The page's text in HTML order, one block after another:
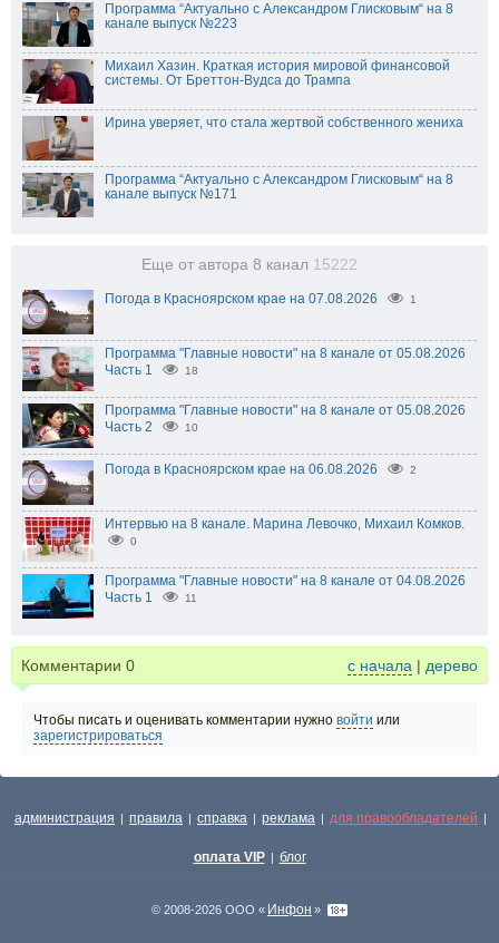
Программа “Актуально с Александром Глисковым“ на 8
канале выпуск №223
Михаил Хазин. Краткая история мировой финансовой
системы. От Бреттон-Вудса до Трампа
Ирина уверяет, что стала жертвой собственного жениха
Программа “Актуально с Александром Глисковым“ на 8
канале выпуск №171
Еще от автора 8 канал 15222
Погода в Красноярском крае на 07.08.2026 1
Программа "Главные новости" на 8 канале от 05.08.2026
Часть 1
18
Программа "Главные новости" на 8 канале от 05.08.2026
Часть 2
10
Погода в Красноярском крае на 06.08.2026 2
Интервью на 8 канале. Марина Левочко, Михаил Комков.
0
Программа "Главные новости" на 8 канале от 04.08.2026
Часть 1
11
Комментарии 0 с начала | дерево
Чтобы писать и оценивать комментарии нужно войти или
зарегистрироваться
администрация | правила | справка | реклама | для правообладателей |
оплата VIP | блог
© 2008-2026 ООО « Инфон »